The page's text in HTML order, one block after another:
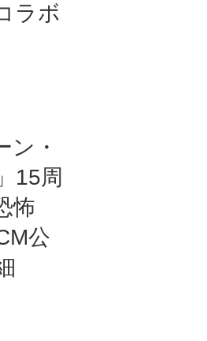
ラボ
ン・
15周
怖
公